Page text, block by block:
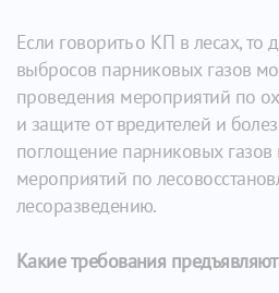
Если говорить о КП в лесах, то
выбросов парниковых газов
проведения мероприятий по
и защите от вредителей и
поглощение парниковых газов
мероприятий по
лесоразведению.
Какие требования